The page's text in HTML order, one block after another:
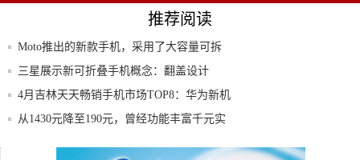
推荐阅读
Moto推出的新款手机，采用了大容量可拆
卸电
三星展示新可折叠手机概念：翻盖设计
4月吉林天天畅销手机市场TOP8：华为新机
霸
从1430元降至190元，曾经功能丰富千元实